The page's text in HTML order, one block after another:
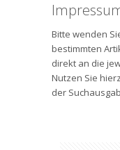
Bitte wenden
bestimmten
direkt an die
Nutzen Sie
der